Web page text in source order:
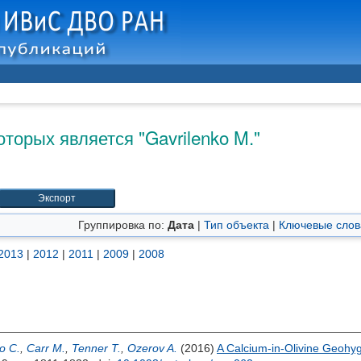
является "Gavrilenko M."
Группировка по: Дата | Тип объекта | Ключевые
| 2012 | 2011 | 2009 | 2008
C. Carr M. Tenner T. Ozerov A. (2016) A Calcium-in-Olivine